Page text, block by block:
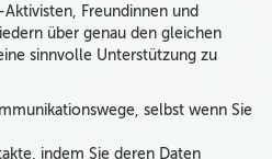
Freundinnen und
über genau den gleichen
sinnvolle Unterstützung zu
selbst wenn Sie
indem Sie deren Daten